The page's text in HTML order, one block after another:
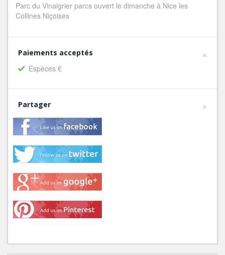
Parc du Vinaigrier parcs ouvert le dimanche à Nice les
Collines Niçoises
Paiements acceptés
Espèces €
Partager